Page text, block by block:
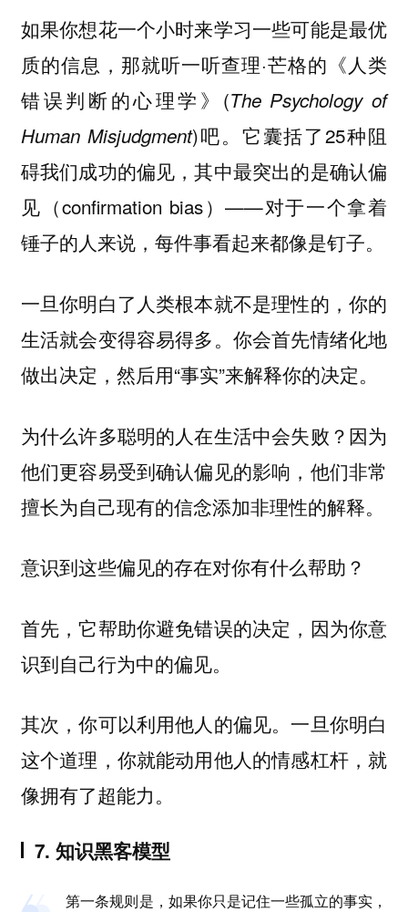
如果你想花一个小时来学习一些可能是最优
质的信息，那就听一听查理·芒格的《人类
错误判断的心理学》(The Psychology of
Human Misjudgment)吧。它囊括了25种阻
碍我们成功的偏见，其中最突出的是确认偏
见（confirmation bias）——对于一个拿着
锤子的人来说，每件事看起来都像是钉子。
一旦你明白了人类根本就不是理性的，你的
生活就会变得容易得多。你会首先情绪化地
做出决定，然后用“事实”来解释你的决定。
为什么许多聪明的人在生活中会失败？因为
他们更容易受到确认偏见的影响，他们非常
擅长为自己现有的信念添加非理性的解释。
意识到这些偏见的存在对你有什么帮助？
首先，它帮助你避免错误的决定，因为你意
识到自己行为中的偏见。
其次，你可以利用他人的偏见。一旦你明白
这个道理，你就能动用他人的情感杠杆，就
像拥有了超能力。
7. 知识黑客模型
第一条规则是，如果你只是记住一些孤立的事实，